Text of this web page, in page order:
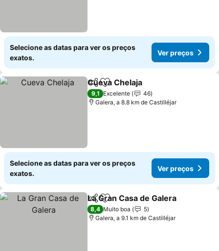
Selecione as datas para ver os preços
exatos.
Ver preços
PartilharAdicionar aos favoritos
Cueva Chelaja
9,1 Excelente
46
Galera, a 8.8 km de Castilléjar
Selecione as datas para ver os preços
exatos.
Ver preços
PartilharAdicionar aos favoritos
La Gran Casa de Galera
8,4 Muito boa
5
Galera, a 9.1 km de Castilléjar